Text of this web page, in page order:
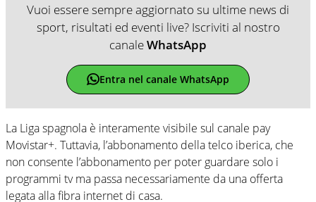
Vuoi essere sempre aggiornato su ultime news di
sport, risultati ed eventi live? Iscriviti al nostro
canaleWhatsApp
Entra nel canale WhatsApp
La Liga spagnola è interamente visibile sul canale pay
Movistar+. Tuttavia, l’abbonamento della telco iberica, che
non consente l’abbonamento per poter guardare solo i
programmi tv ma passa necessariamente da una offerta
legata alla fibra internet di casa.